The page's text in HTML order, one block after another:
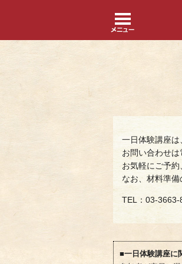
一日体験講座は
お問い合わせは
お気軽にご予約
なお、材料準備
TEL：03-
■一日体験講座に